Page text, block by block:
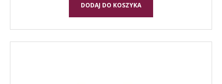
DODAJ DO KOSZYKA